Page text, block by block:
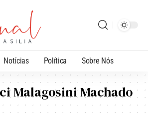
Notícias Política Sobre Nós
Malagosini Machado